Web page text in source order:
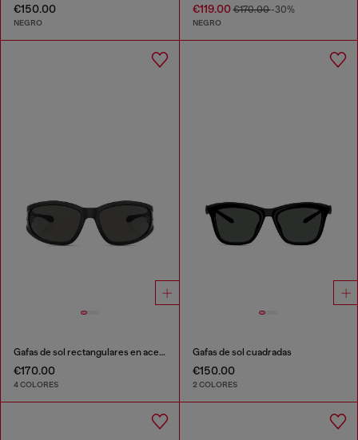
€150.00
NEGRO
€119.00€170.00-30%
NEGRO
Gafas de sol rectangulares en acetato
€170.00
4 COLORES
Gafas de sol cuadradas
€150.00
2 COLORES